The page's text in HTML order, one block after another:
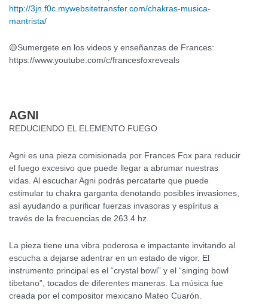
http://3jn.f0c.mywebsitetransfer.com/chakras-musica-
mantrista/
🟡Sumergete en los videos y enseñanzas de Frances:
https://www.youtube.com/c/francesfoxreveals
AGNI
REDUCIENDO EL ELEMENTO FUEGO
Agni es una pieza comisionada por Frances Fox para reducir
el fuego excesivo que puede llegar a abrumar nuestras
vidas. Al escuchar Agni podrás percatarte que puede
estimular tu chakra garganta denotando posibles invasiones,
así ayudando a purificar fuerzas invasoras y espíritus a
través de la frecuencias de 263.4 hz.
La pieza tiene una vibra poderosa e impactante invitando al
escucha a dejarse adentrar en un estado de vigor. El
instrumento principal es el “crystal bowl” y el “singing bowl
tibetano”, tocados de diferentes maneras. La música fue
creada por el compositor mexicano Mateo Cuarón.